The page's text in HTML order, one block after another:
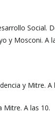
Social.
y Mosconi. A
y Mitre. A
Mitre. A las 10.